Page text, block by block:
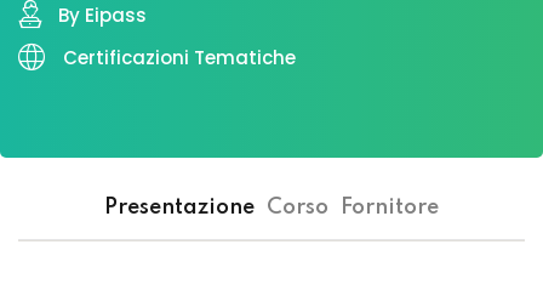
By Eipass
Certificazioni Tematiche
Presentazione Corso Fornitore